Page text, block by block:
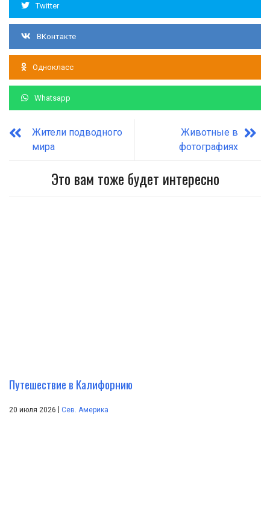
Twitter
ВКонтакте
Однокласс
Whatsapp
Жители подводного
мира
Животные в
фотографиях
Это вам тоже будет интересно
Путешествие в Калифорнию
20 июля 2026 | Сев. Америка